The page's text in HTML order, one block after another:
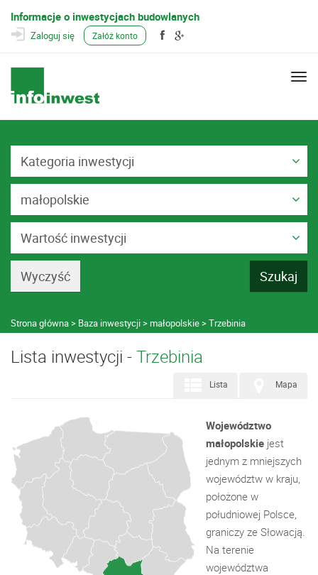
Informacje o inwestycjach budowlanych
Zaloguj się Załóż konto
Kategoria inwestycji
małopolskie
Wartość inwestycji
Strona główna Baza inwestycji małopolskie Trzebinia
Lista inwestycji - Trzebinia
Mapa
Lista
Województwo
małopolskie jest
jednym z mniejszych
województw w kraju,
położone w
południowej Polsce,
graniczy ze Słowacją.
Na terenie
województwa